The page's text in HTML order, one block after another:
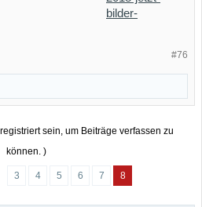
bilder-
#76
sein, um Beiträge verfassen zu
können. )
3 4 5 6 7 8